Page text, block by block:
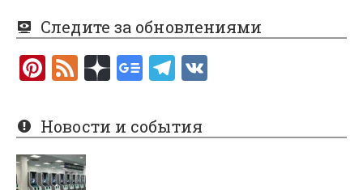
Следите за обновлениями
Pi
er
es
t
F
e
d
Новости и события